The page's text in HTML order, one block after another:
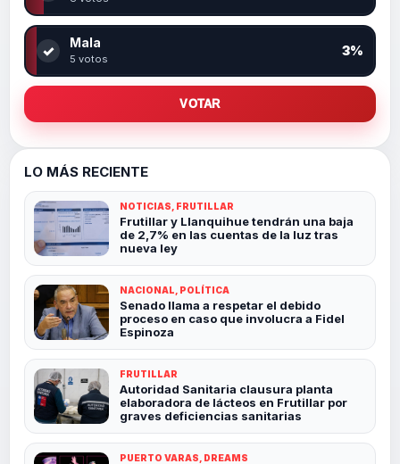
✓ Mala
5 votos
3%
VOTAR
LO MÁS RECIENTE
NOTICIAS, FRUTILLAR
Frutillar y Llanquihue tendrán una baja
de 2,7% en las cuentas de la luz tras
nueva ley
NACIONAL, POLÍTICA
Senado llama a respetar el debido
proceso en caso que involucra a Fidel
Espinoza
FRUTILLAR
Autoridad Sanitaria clausura planta
elaboradora de lácteos en Frutillar por
graves deficiencias sanitarias
PUERTO VARAS, DREAMS